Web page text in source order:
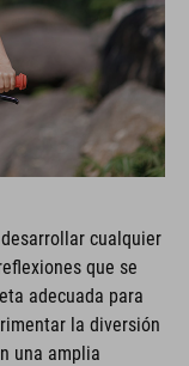
cualquier
que se
adecuada para
la diversión
una amplia